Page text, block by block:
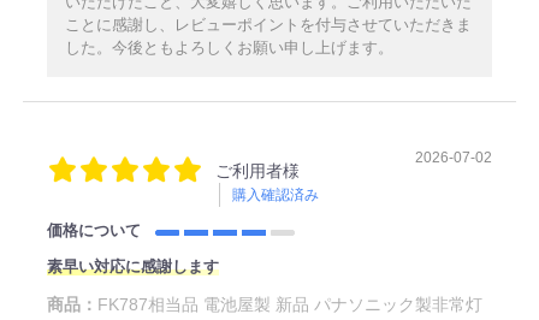
ことに感謝し、レビューポイントを付与させていただきま
した。今後ともよろしくお願い申し上げます。
ご利用者様
購入確認済み
2026-07-02
価格について
素早い対応に感謝します
商品： FK787相当品 電池屋製 新品 パナソニック製非常灯